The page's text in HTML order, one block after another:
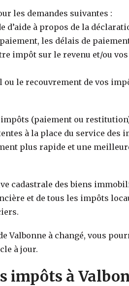
les demandes suivantes :
d’aide à propos de la
les délais de
impôt sur le revenu et/ou
le recouvrement de vos
(paiement ou
à la place du service des
plus rapide et une
cadastrale des biens
et de tous les impôts
Valbonne à changé, vous
à jour.
impôts à